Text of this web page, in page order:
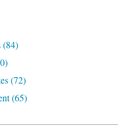
(84)
(72)
(65)